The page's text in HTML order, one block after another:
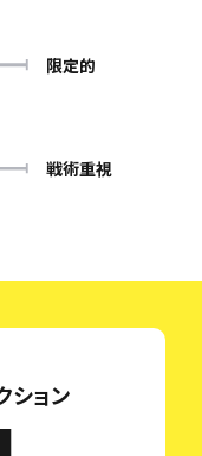
限定的
戦術重視
ション